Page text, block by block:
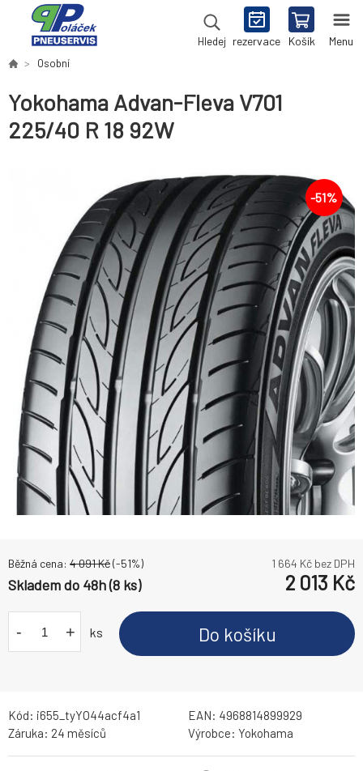
Hledej rezervace Košík Menu
Osobní
Yokohama Advan-Fleva V701
225/40 R 18 92W
-51%
Běžná cena: 4 091Kč(-51%) 1 664 Kč bez DPH
Skladem do 48h (8 ks) 2 013 Kč
- + ks Do košíku
Kód: i655_tyYO44acf4a1 EAN: 4968814899929
Záruka: 24 měsíců Výrobce: Yokohama